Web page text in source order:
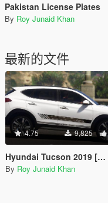
Pakistan License Plates
By Roy Junaid Khan
最新的文件
4.75 9,825
Hyundai Tucson 2019 [Add-On]
By Roy Junaid Khan